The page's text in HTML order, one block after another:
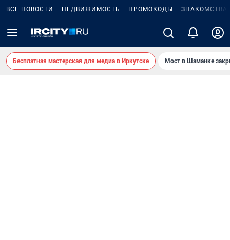
ВСЕ НОВОСТИ НЕДВИЖИМОСТЬ ПРОМОКОДЫ ЗНАКОМСТВА
Бесплатная мастерская для медиа в Иркутске Мост в Шаманке